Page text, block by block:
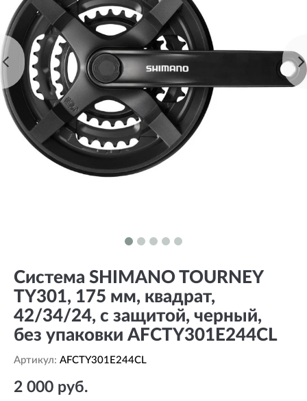
Система SHIMANO TOURNEY
TY301, 175 мм, квадрат,
42/34/24, с защитой, черный,
без упаковки AFCTY301E244CL
Артикул: AFCTY301E244CL
2 000 руб.